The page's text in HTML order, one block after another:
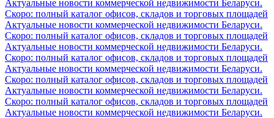
Актуальные новости коммерческой недвижимости Беларуси.
Скоро: полный каталог офисов, складов и торговых площадей
Актуальные новости коммерческой недвижимости Беларуси.
Скоро: полный каталог офисов, складов и торговых площадей
Актуальные новости коммерческой недвижимости Беларуси.
Скоро: полный каталог офисов, складов и торговых площадей
Актуальные новости коммерческой недвижимости Беларуси.
Скоро: полный каталог офисов, складов и торговых площадей
Актуальные новости коммерческой недвижимости Беларуси.
Скоро: полный каталог офисов, складов и торговых площадей
Актуальные новости коммерческой недвижимости Беларуси.